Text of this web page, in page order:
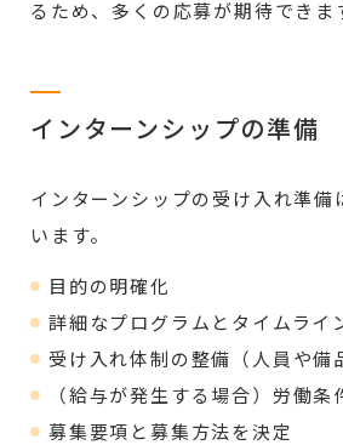
るため、多くの応募が期待できま
インターンシップの準備
インターンシップの受け入れ準備
います。
目的の明確化
詳細なプログラムとタイムライ
受け入れ体制の整備（人員や備
（給与が発生する場合）労働条
募集要項と募集方法を決定